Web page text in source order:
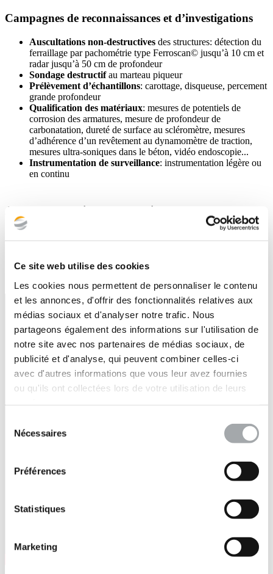
Ce site web utilise des cookies
Les cookies nous permettent de personnaliser le contenu
et les annonces, d'offrir des fonctionnalités relatives aux
médias sociaux et d'analyser notre trafic. Nous
partageons également des informations sur l'utilisation de
notre site avec nos partenaires de médias sociaux, de
publicité et d'analyse, qui peuvent combiner celles-ci
avec d'autres informations que vous leur avez fournies
ou qu'ils ont collectées lors de votre utilisation de leurs
Nécessaires
Préférences
Statistiques
Marketing
Campagnes de reconnaissances et d’investigations
Auscultations non-destructives des structures: détection du
ferraillage par pachométrie type Ferroscan© jusqu’à 10 cm et
radar jusqu’à 50 cm de profondeur
Sondage destructifau marteau piqueur
Prélèvement d’échantillons: carottage, disqueuse, percement
grande profondeur
Qualification des matériaux: mesures de potentiels de
corrosion des armatures, mesure de profondeur de
carbonatation, dureté de surface au scléromètre, mesures
d’adhérence d’un revêtement au dynamomètre de traction,
mesures ultra-soniques dans le béton, vidéo endoscopie...
Instrumentation de surveillance: instrumentation légère ou
en continu
Analyses et essais en laboratoire
: résistance à la compression et
mesures de profondeur de carbonatation du béton, teneurs en